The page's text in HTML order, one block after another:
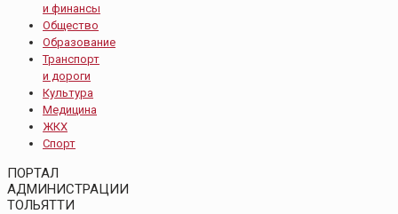
и финансы
Общество
Образование
Транспорт
и дороги
Культура
Медицина
ЖКХ
Спорт
ПОРТАЛ
АДМИНИСТРАЦИИ
ТОЛЬЯТТИ